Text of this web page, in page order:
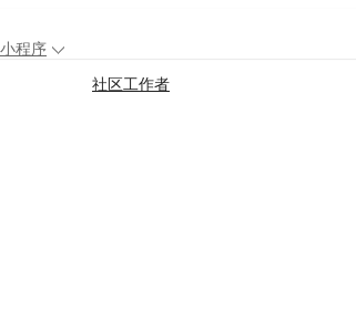
程序
社区工作者